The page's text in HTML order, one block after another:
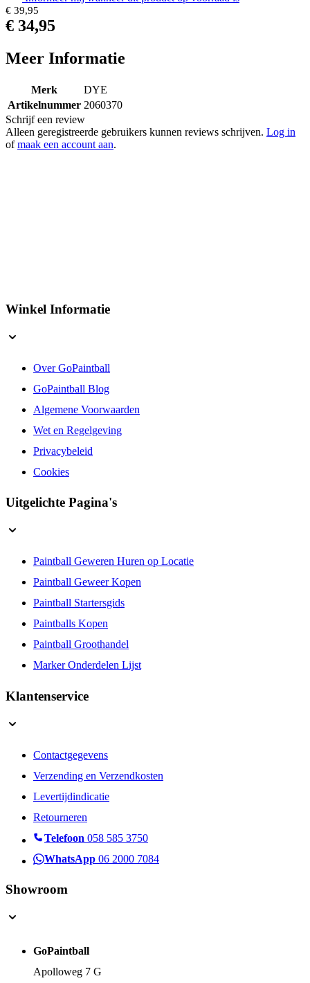
€ 39,95
€ 34,95
Meer Informatie
Merk
DYE
Artikelnummer 2060370
Schrijf een review
Alleen geregistreerde gebruikers kunnen reviews schrijven. Log in
ofmaak een account aan.
Winkel Informatie
Over GoPaintball
GoPaintball Blog
Algemene Voorwaarden
Wet en Regelgeving
Privacybeleid
Cookies
Uitgelichte Pagina's
Paintball Geweren Huren op Locatie
Paintball Geweer Kopen
Paintball Startersgids
Paintballs Kopen
Paintball Groothandel
Marker Onderdelen Lijst
Klantenservice
Contactgegevens
Verzending en Verzendkosten
Levertijdindicatie
Retourneren
Telefoon 058 585 3750
WhatsApp 06 2000 7084
Showroom
GoPaintball
Apolloweg 7 G